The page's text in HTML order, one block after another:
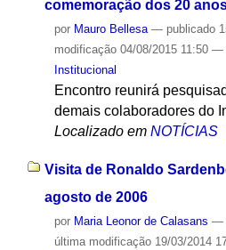
comemoração dos 20
por Mauro Bellesa — publicado
modificação04/08/2015 11:50 —
Institucional
Encontro reunirá
demais colaboradores do
Localizado em NOTÍCIAS
Visita de Ronaldo
agosto de 2006
por Maria Leonor de Calasans —
última modificação19/03/2014